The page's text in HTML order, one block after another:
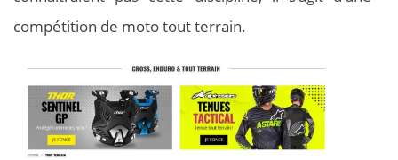
compétition de moto tout terrain.